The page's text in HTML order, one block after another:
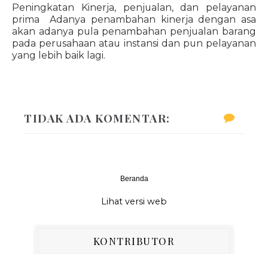
Peningkatan Kinerja, penjualan, dan pelayanan
prima Adanya penambahan kinerja dengan asa
akan adanya pula penambahan penjualan barang
pada perusahaan atau instansi dan pun pelayanan
yang lebih baik lagi.
TIDAK ADA KOMENTAR:
Beranda
Lihat versi web
KONTRIBUTOR